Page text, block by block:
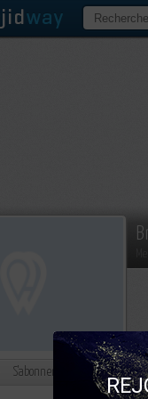
S'abonner